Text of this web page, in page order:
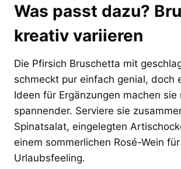
Was passt dazu?
kreativ variieren
Die Pfirsich Bruschetta mit
schmeckt pur einfach genial, doch
Ideen für Ergänzungen machen sie
spannender. Serviere sie
Spinatsalat, eingelegten
einem sommerlichen Rosé-Wein
Urlaubsfeeling.